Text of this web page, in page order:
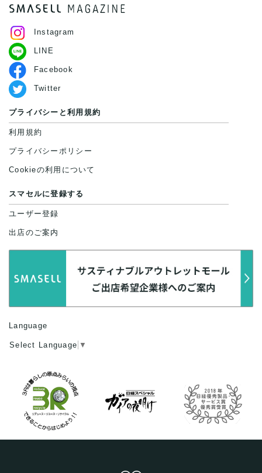
Instagram
LINE
Facebook
Twitter
プライバシーと利用規約
利用規約
プライバシーポリシー
Cookieの利用について
スマセルに登録する
ユーザー登録
出店のご案内
Language
Select Language ▼